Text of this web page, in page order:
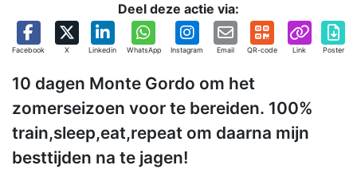
Deel deze actie via:
Facebook X Linkedin WhatsApp Instagram Email QR-code Link Poster
10 dagen Monte Gordo om het
zomerseizoen voor te bereiden. 100%
train,sleep,eat,repeat om daarna mijn
besttijden na te jagen!